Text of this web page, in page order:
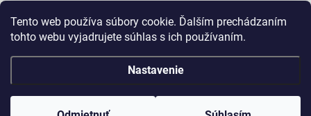
Tento web používa súbory cookie. Ďalším prechádzaním
tohto webu vyjadrujete súhlas s ich používaním.
Nastavenie
Copyright 2026 . Všetky práva vyhradené.